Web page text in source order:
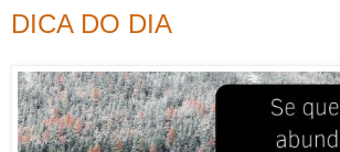
DICA DO DIA